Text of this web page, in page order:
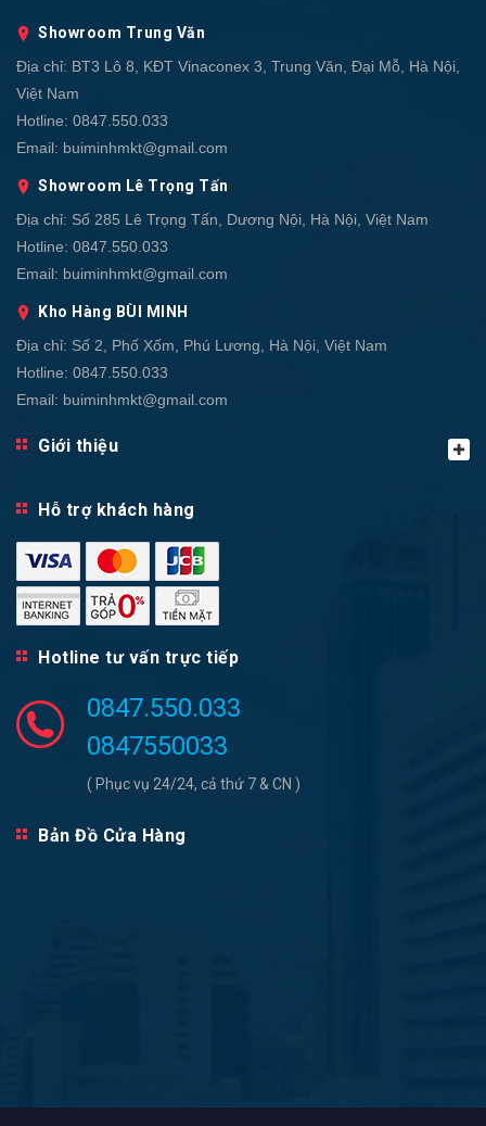
Showroom Trung Văn
Địa chỉ: BT3 Lô 8, KĐT Vinaconex 3, Trung Văn, Đại Mỗ, Hà Nội,
Việt Nam
Hotline: 0847.550.033
Email: buiminhmkt@gmail.com
Showroom Lê Trọng Tấn
Địa chỉ: Số 285 Lê Trọng Tấn, Dương Nội, Hà Nội, Việt Nam
Hotline: 0847.550.033
Email: buiminhmkt@gmail.com
Kho Hàng BÙI MINH
Địa chỉ: Số 2, Phố Xốm, Phú Lương, Hà Nội, Việt Nam
Hotline: 0847.550.033
Email: buiminhmkt@gmail.com
Giới thiệu
Hỗ trợ khách hàng
Hotline tư vấn trực tiếp
0847.550.033
0847550033
( Phục vụ 24/24, cả thứ 7 & CN )
Bản Đồ Cửa Hàng